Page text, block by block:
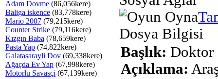
Adam Dovme (86,056kere)
Baliga iskence (83,778kere)
Mario 2007 (79,215kere)
Counter Strike (79,116kere)
Kızgın Baba (78,659kere)
Pasta Yap (74,822kere)
Galatasarayli Dov (69,338kere)
Ağaçda Ev Yap (67,998kere)
Motorlu Savasçi (67,139kere)
Dosya Bilgisi
Başlık: Doktor
Açıklama: